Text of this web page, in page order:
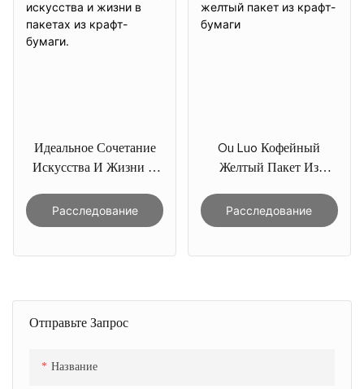
Отправьте Запрос
Название
Идеальное Сочетание
Искусства И Жизни В
Бумаги.
Расследование
Ou Luo Кофейный
Желтый Пакет Из
Расследование